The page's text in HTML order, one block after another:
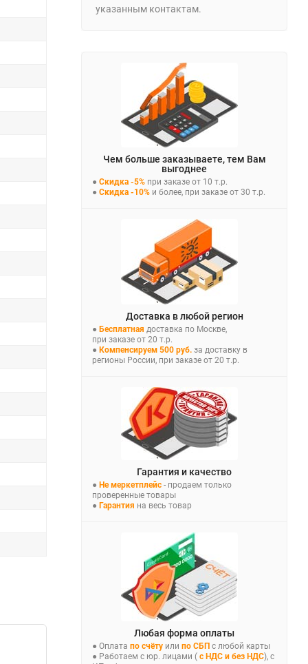
указанным контактам.
Чем больше заказываете, тем Вам
выгоднее
● Скидка -5% при заказе от 10 т.р.
● Скидка -10% и более, при заказе от 30 т.р.
Доставка в любой регион
● Бесплатная доставка по Москве,
при заказе от 20 т.р.
● Компенсируем 500 руб. за доставку в
регионы России, при заказе от 20 т.р.
Гарантия и качество
● Не меркетплейс - продаем только
проверенные товары
● Гарантия на весь товар
Любая форма оплаты
● Оплата по счёту или по СБП с любой карты
● Работаем с юр. лицами ( с НДС и без НДС), с